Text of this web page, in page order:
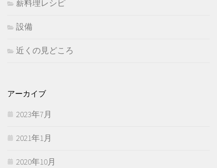
薪料理レシピ
設備
近くの見どころ
アーカイブ
2023年7月
2021年1月
2020年10月